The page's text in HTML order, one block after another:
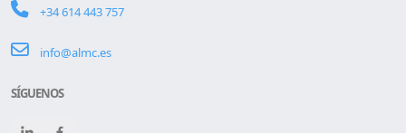
+34 614 443 757
info@almc.es
SÍGUENOS